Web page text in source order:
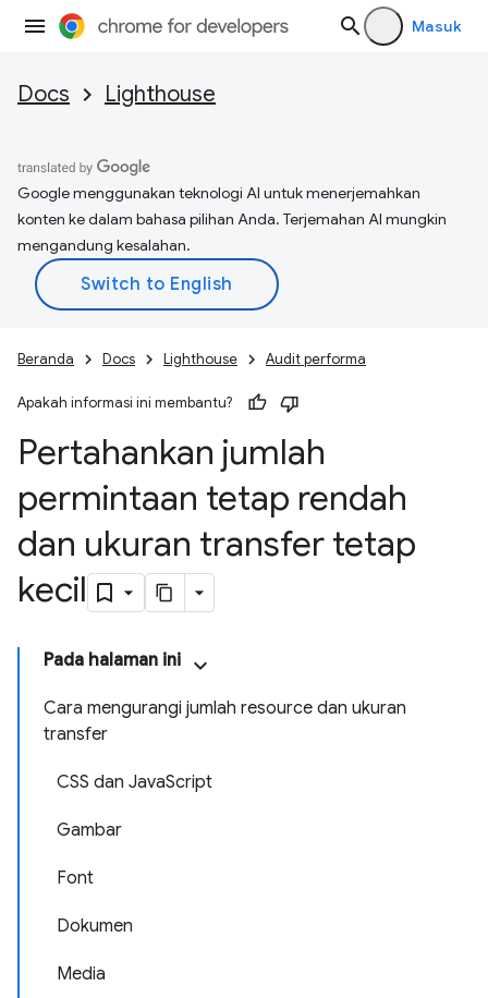
Masuk
Docs Lighthouse
Google menggunakan teknologi AI untuk menerjemahkan
konten ke dalam bahasa pilihan Anda. Terjemahan AI mungkin
mengandung kesalahan.
Beranda Docs Lighthouse Audit performa
Apakah informasi ini membantu?
Pertahankan jumlah
permintaan tetap rendah
dan ukuran transfer tetap
kecil
Pada halaman ini
Cara mengurangi jumlah resource dan ukuran
transfer
CSS dan JavaScript
Gambar
Font
Dokumen
Media